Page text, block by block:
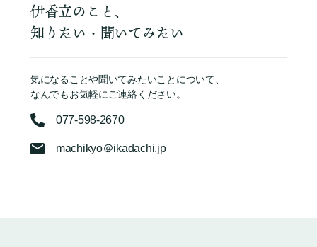
伊香立のこと、
知りたい・聞いてみたい
気になることや聞いてみたいことについて、
なんでもお気軽にご連絡ください。
077-598-2670
machikyo＠ikadachi.jp